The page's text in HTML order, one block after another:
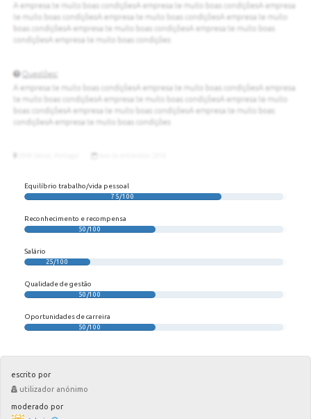
Equilíbrio trabalho/vida pessoal
75/100
Reconhecimento e recompensa
50/100
Salário
25/100
Qualidade de gestão
50/100
Oportunidades de carreira
50/100
escrito por
utilizador anónimo
moderado por